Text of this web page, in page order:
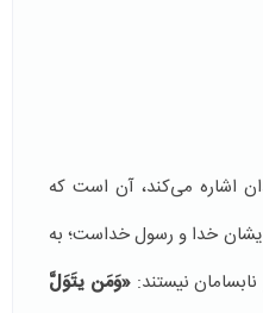
اشاره می‌کند، آن است که
خدا و رسول خداست؛ به
نیستند:«وَمَن یتَوَلَّ